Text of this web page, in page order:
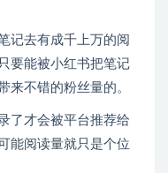
记去有成千上万的阅
要能被小红书把笔记
来不错的粉丝量的。
了才会被平台推荐给
能阅读量就只是个位